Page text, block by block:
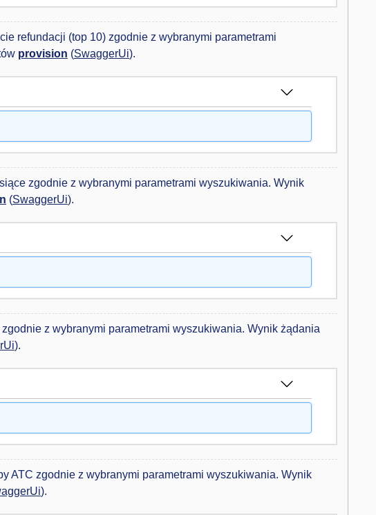
refundacji (top 10) zgodnie z wybranymi parametrami
provision (SwaggerUi).
zgodnie z wybranymi parametrami wyszukiwania. Wynik
(SwaggerUi).
z wybranymi parametrami wyszukiwania. Wynik żądania
).
ATC zgodnie z wybranymi parametrami wyszukiwania. Wynik
).